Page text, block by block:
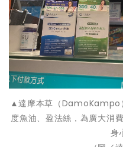
▲達摩本草（
度魚油、盈法絲，為廣大消
身